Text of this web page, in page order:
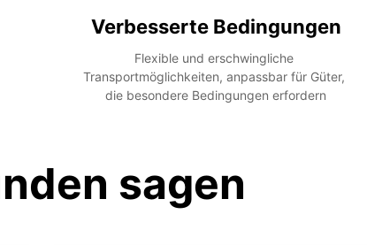
Verbesserte Bedingungen
Flexible und erschwingliche
Transportmöglichkeiten, anpassbar für Güter,
die besondere Bedingungen erfordern
sagen